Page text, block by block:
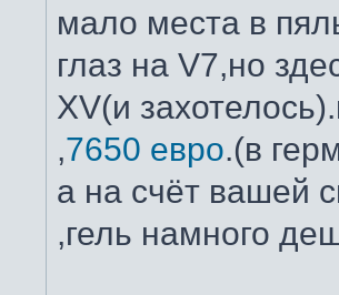
мало места в
глаз на V7,но
XV(и
,7650 евро.(в
а на счёт вашей
,гель намного